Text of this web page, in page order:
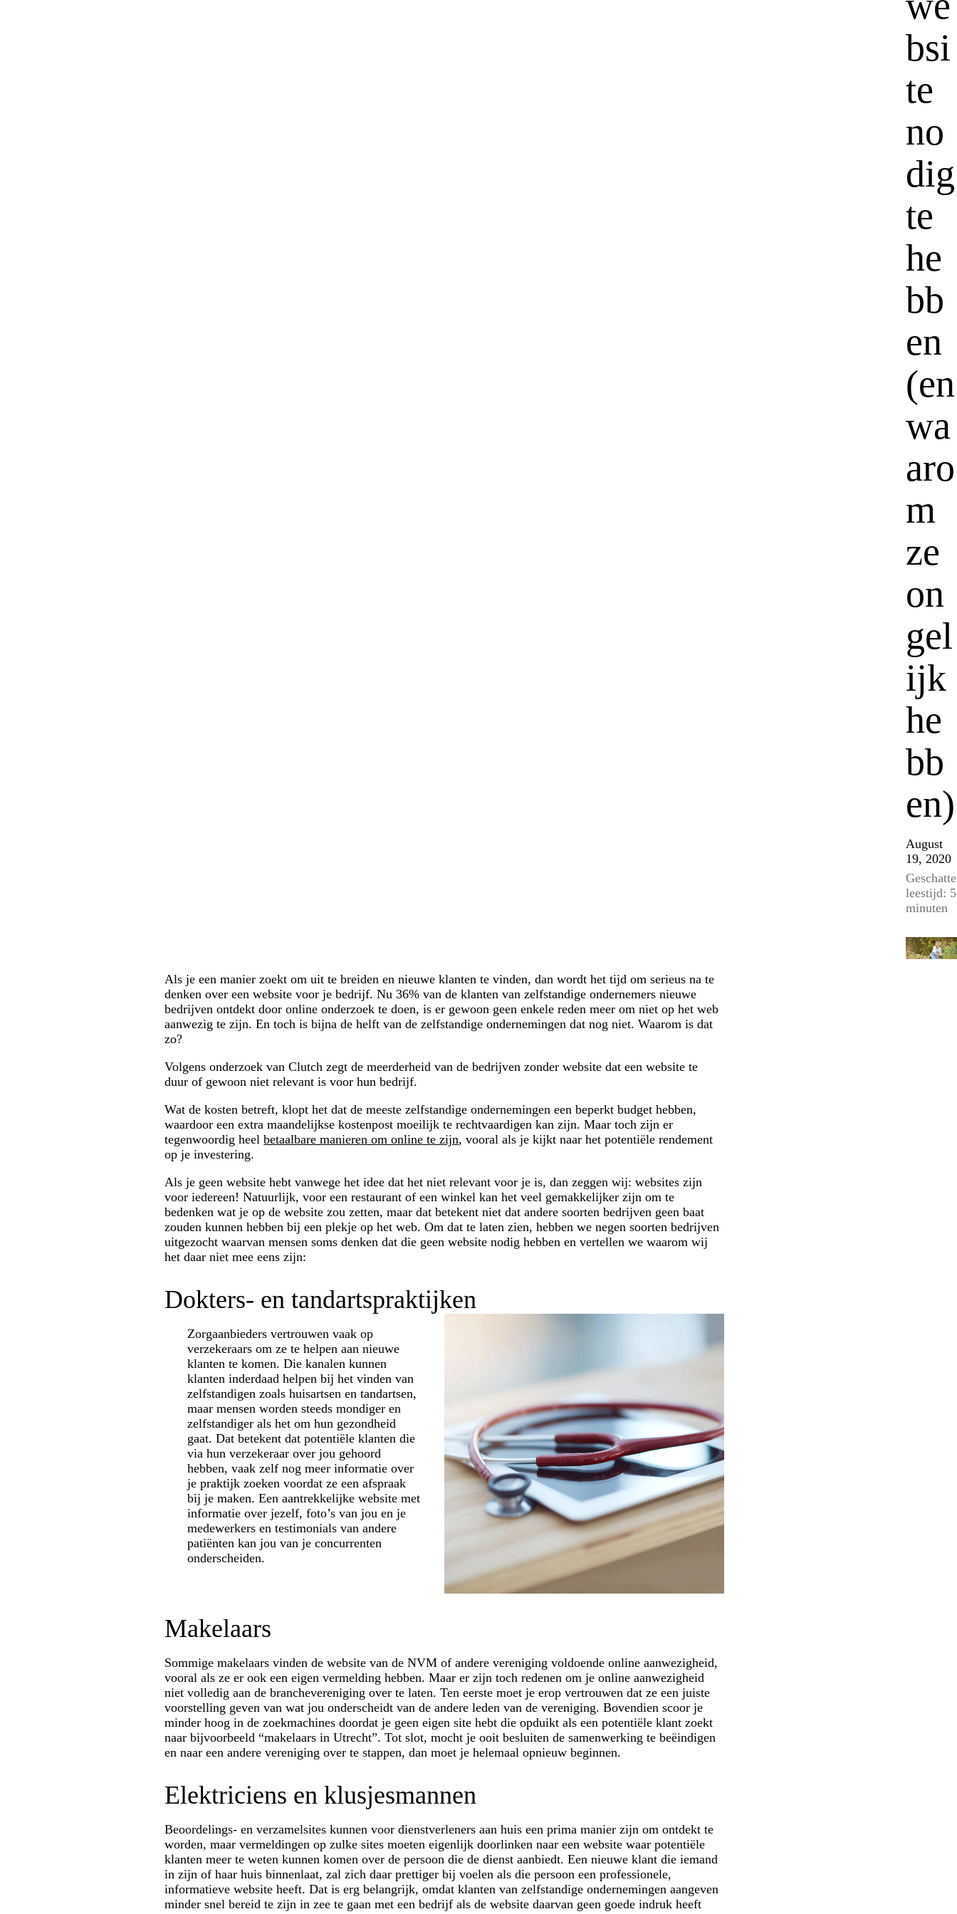
bsi
te
no
dig
te
he
bb
en
(en
wa
aro
m
ze
on
gel
ijk
he
bb
en)
August
19, 2020
Geschatte
leestijd: 5
minuten
Als je een manier zoekt om uit te breiden en nieuwe klanten te vinden, dan wordt het tijd om serieus na te
denken over een website voor je bedrijf. Nu 36% van de klanten van zelfstandige ondernemers nieuwe
bedrijven ontdekt door online onderzoek te doen, is er gewoon geen enkele reden meer om niet op het web
aanwezig te zijn. En toch is bijna de helft van de zelfstandige ondernemingen dat nog niet. Waarom is dat
zo?
Volgens onderzoek van Clutch zegt de meerderheid van de bedrijven zonder website dat een website te
duur of gewoon niet relevant is voor hun bedrijf.
Wat de kosten betreft, klopt het dat de meeste zelfstandige ondernemingen een beperkt budget hebben,
waardoor een extra maandelijkse kostenpost moeilijk te rechtvaardigen kan zijn. Maar toch zijn er
tegenwoordig heelbetaalbare manieren om online te zijn, vooral als je kijkt naar het potentiële rendement
op je investering.
Als je geen website hebt vanwege het idee dat het niet relevant voor je is, dan zeggen wij: websites zijn
voor iedereen! Natuurlijk, voor een restaurant of een winkel kan het veel gemakkelijker zijn om te
bedenken wat je op de website zou zetten, maar dat betekent niet dat andere soorten bedrijven geen baat
zouden kunnen hebben bij een plekje op het web. Om dat te laten zien, hebben we negen soorten bedrijven
uitgezocht waarvan mensen soms denken dat die geen website nodig hebben en vertellen we waarom wij
het daar niet mee eens zijn:
Dokters- en tandartspraktijken
Zorgaanbieders vertrouwen vaak op
verzekeraars om ze te helpen aan nieuwe
klanten te komen. Die kanalen kunnen
klanten inderdaad helpen bij het vinden van
zelfstandigen zoals huisartsen en tandartsen,
maar mensen worden steeds mondiger en
zelfstandiger als het om hun gezondheid
gaat. Dat betekent dat potentiële klanten die
via hun verzekeraar over jou gehoord
hebben, vaak zelf nog meer informatie over
je praktijk zoeken voordat ze een afspraak
bij je maken. Een aantrekkelijke website met
informatie over jezelf, foto’s van jou en je
medewerkers en testimonials van andere
patiënten kan jou van je concurrenten
onderscheiden.
Makelaars
Sommige makelaars vinden de website van de NVM of andere vereniging voldoende online aanwezigheid,
vooral als ze er ook een eigen vermelding hebben. Maar er zijn toch redenen om je online aanwezigheid
niet volledig aan de branchevereniging over te laten. Ten eerste moet je erop vertrouwen dat ze een juiste
voorstelling geven van wat jou onderscheidt van de andere leden van de vereniging. Bovendien scoor je
minder hoog in de zoekmachines doordat je geen eigen site hebt die opduikt als een potentiële klant zoekt
naar bijvoorbeeld “makelaars in Utrecht”. Tot slot, mocht je ooit besluiten de samenwerking te beëindigen
en naar een andere vereniging over te stappen, dan moet je helemaal opnieuw beginnen.
Elektriciens en klusjesmannen
Beoordelings- en verzamelsites kunnen voor dienstverleners aan huis een prima manier zijn om ontdekt te
worden, maar vermeldingen op zulke sites moeten eigenlijk doorlinken naar een website waar potentiële
klanten meer te weten kunnen komen over de persoon die de dienst aanbiedt. Een nieuwe klant die iemand
in zijn of haar huis binnenlaat, zal zich daar prettiger bij voelen als die persoon een professionele,
informatieve website heeft. Dat is erg belangrijk, omdat klanten van zelfstandige ondernemingen aangeven
minder snel bereid te zijn in zee te gaan met een bedrijf als de website daarvan geen goede indruk heeft